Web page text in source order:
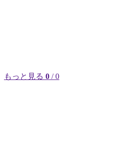
もっと見る 0 / 0